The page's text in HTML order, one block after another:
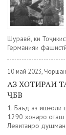
Шуравӣ, ки
Германияи
10 май 2023,
АЗ ХОТИРАИ
ҶБВ
1. Баъд аз ишғоли
1290 хонаро оташ
Левитанро